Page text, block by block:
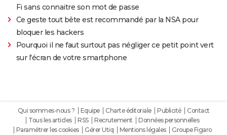
Fi sans connaitre son mot de passe
Ce geste tout bête est recommandé par la NSA pour
bloquer les hackers
Pourquoi il ne faut surtout pas négliger ce petit point vert
sur l'écran de votre smartphone
Qui sommes-nous ? Equipe Charte éditoriale Publicité
Contact
Tous les articles
RSS Recrutement
Données personnelles
Paramétrer les cookies
Gérer Utiq Mentions légales
Groupe Figaro